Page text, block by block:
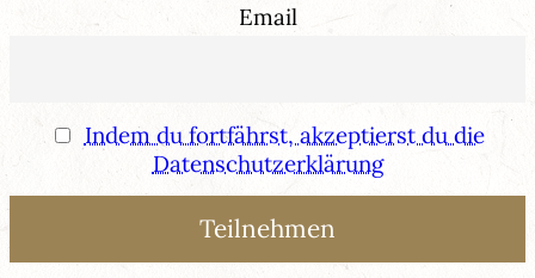
Email
Indem du fortfährst, akzeptierst du die
Datenschutzerklärung